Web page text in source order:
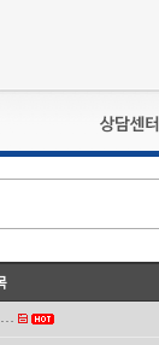
상담접수
…